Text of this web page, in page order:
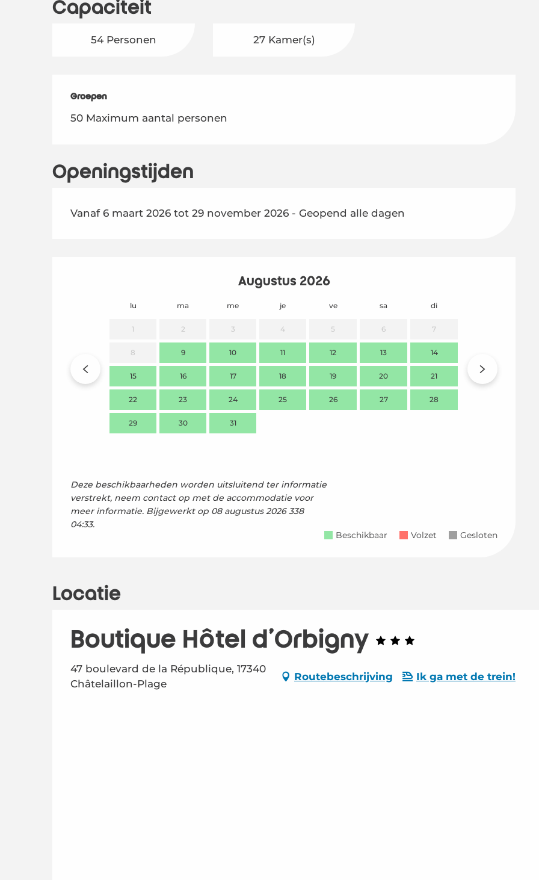
Capaciteit
54 Personen 27 Kamer(s)
Groepen
Groepen
50 Maximum aantal personen
Openingstijden
Vanaf 6 maart 2026 tot 29 november 2026 - Geopend alle dagen
Augustus 2026
lu ma me je ve sa di
1 2 3 4 5 6 7
8 9 10 11 12 13 14
15 16 17 18 19 20 21
22 23 24 25 26 27 28
29 30 31
Deze beschikbaarheden worden uitsluitend ter informatie
verstrekt, neem contact op met de accommodatie voor
meer informatie. Bijgewerkt op 08 augustus 2026 338
04:33.
Beschikbaar
Volzet Gesloten
Locatie
Boutique Hôtel d'Orbigny
47 boulevard de la République, 17340
Châtelaillon-Plage
Routebeschrijving Ik ga met de trein!